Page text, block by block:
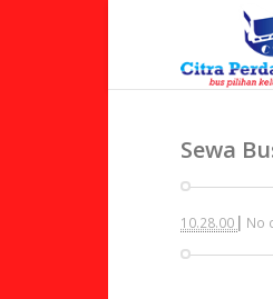
Sewa
10.28.00 | No